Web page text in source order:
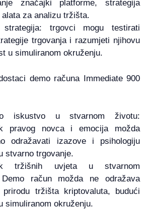
značajki platforme, strategija
za analizu tržišta.
strategija: trgovci mogu testirati
trgovanja i razumjeti njihovu
u simuliranom okruženju.
demo računa Immediate 900
iskustvo u stvarnom životu:
pravog novca i emocija možda
odražavati izazove i psihologiju
stvarno trgovanje.
tržišnih uvjeta u stvarnom
račun možda ne odražava
prirodu tržišta kriptovaluta, budući
simuliranom okruženju.